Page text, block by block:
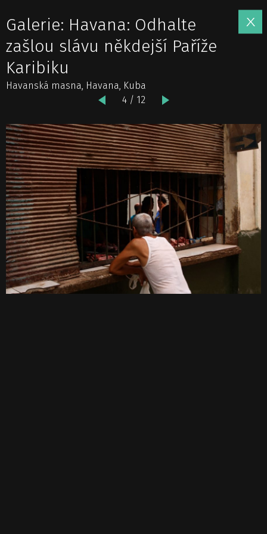
Galerie: Havana: Odhalte
zašlou slávu někdejší Paříže
Karibiku
Havanská masna, Havana, Kuba
4 / 12